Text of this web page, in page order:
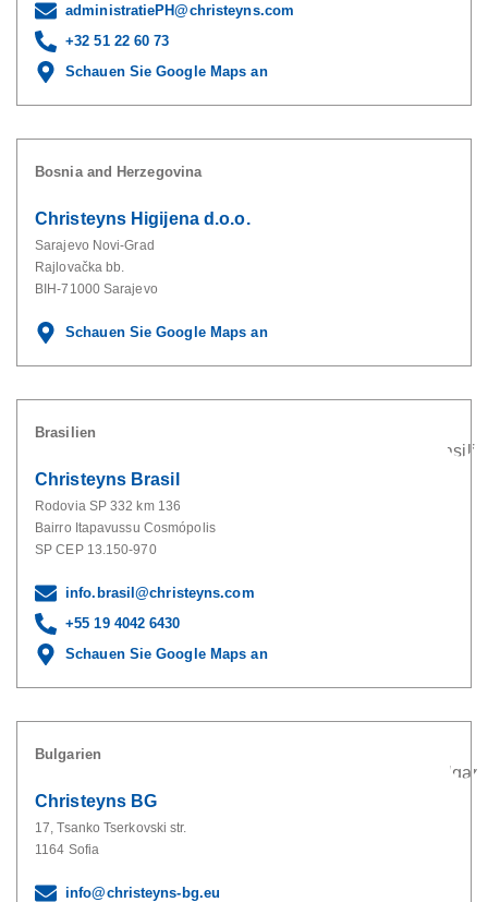
administratiePH@christeyns.com
+32 51 22 60 73
Schauen Sie Google Maps an
Bosnia and Herzegovina
Christeyns Higijena d.o.o.
Sarajevo Novi-Grad
Rajlovačka bb.
BIH-71000 Sarajevo
Schauen Sie Google Maps an
Brasilien
Christeyns Brasil
Rodovia SP 332 km 136
Bairro Itapavussu Cosmópolis
SP CEP 13.150-970
info.brasil@christeyns.com
+55 19 4042 6430
Schauen Sie Google Maps an
Bulgarien
Christeyns BG
17, Tsanko Tserkovski str.
1164 Sofia
info@christeyns-bg.eu